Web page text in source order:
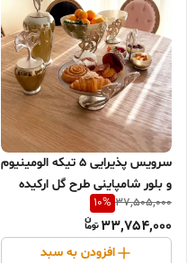
سرویس پذیرایی ۵ تیکه الومینیوم
و بلور شامپاینی طرح گل ارکیده
37,505,000
10%
33,754,000
افزودن به سبد